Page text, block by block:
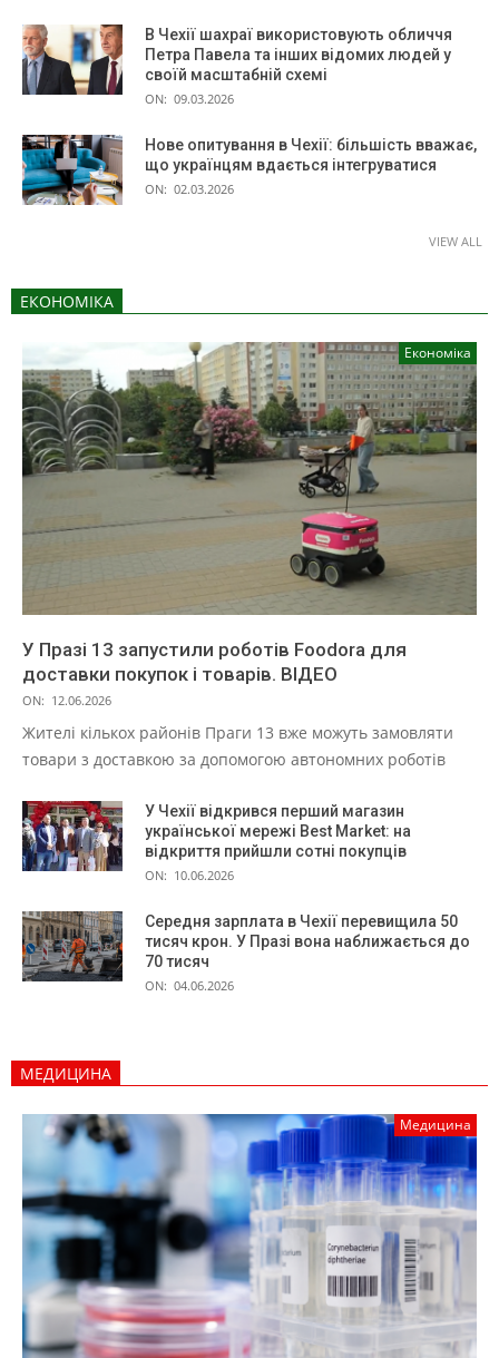
В Чехії шахраї використовують обличчя
Петра Павела та інших відомих людей у
своїй масштабній схемі
ON: 09.03.2026
Нове опитування в Чехії: більшість вважає,
що українцям вдається інтегруватися
ON: 02.03.2026
VIEW ALL
ЕКОНОМІКА
Економіка
У Празі 13 запустили роботів Foodora для
доставки покупок і товарів. ВІДЕО
ON: 12.06.2026
Жителі кількох районів Праги 13 вже можуть замовляти
товари з доставкою за допомогою автономних роботів
У Чехії відкрився перший магазин
української мережі Best Market: на
відкриття прийшли сотні покупців
ON: 10.06.2026
Середня зарплата в Чехії перевищила 50
тисяч крон. У Празі вона наближається до
70 тисяч
ON: 04.06.2026
МЕДИЦИНА
Медицина